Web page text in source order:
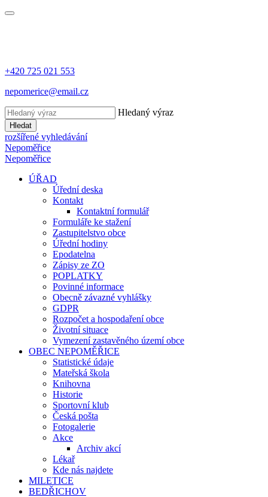
+420 725 021 553
nepomerice@email.cz
Hledaný výraz
Hledat
rozšířené vyhledávání
Nepoměřice
Nepoměřice
ÚŘAD
Úřední deska
Kontakt
Kontaktní formulář
Formuláře ke stažení
Zastupitelstvo obce
Úřední hodiny
Epodatelna
Zápisy ze ZO
POPLATKY
Povinné informace
Obecně závazné vyhlášky
GDPR
Rozpočet a hospodaření obce
Životní situace
Vymezení zastavěného území obce
OBEC NEPOMĚŘICE
Statistické údaje
Mateřská škola
Knihovna
Historie
Sportovní klub
Česká pošta
Fotogalerie
Akce
Archiv akcí
Lékař
Kde nás najdete
MILETICE
BEDŘICHOV